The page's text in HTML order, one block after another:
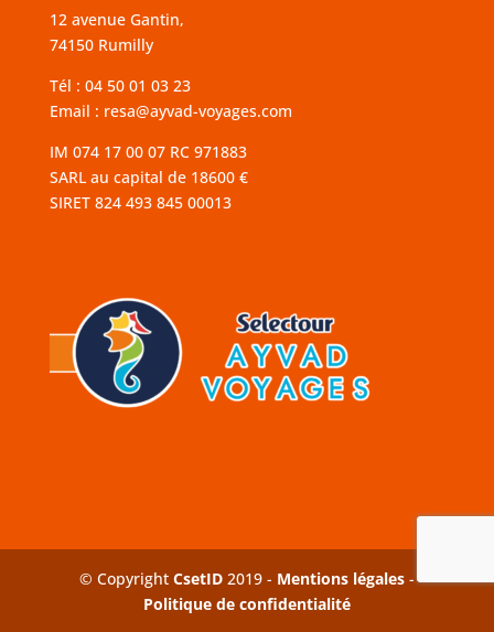
12 avenue Gantin,
74150 Rumilly
Tél : 04 50 01 03 23
Email : resa@ayvad-voyages.com
IM 074 17 00 07 RC 971883
SARL au capital de 18600 €
SIRET 824 493 845 00013
© Copyright CsetID2019 - Mentions légales-
Politique de confidentialité